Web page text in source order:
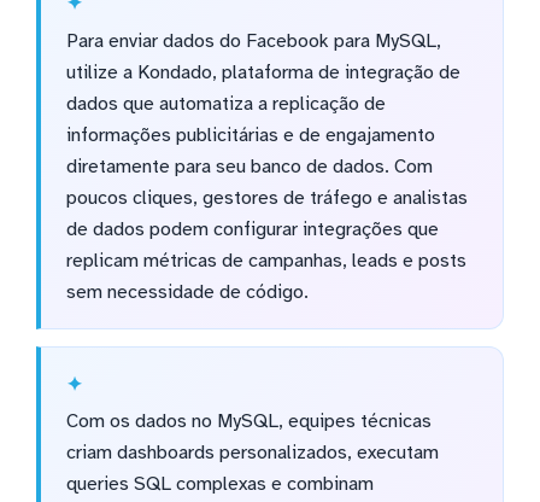
Para enviar dados do Facebook para MySQL,
utilize a Kondado, plataforma de integração de
dados que automatiza a replicação de
informações publicitárias e de engajamento
diretamente para seu banco de dados. Com
poucos cliques, gestores de tráfego e analistas
de dados podem configurar integrações que
replicam métricas de campanhas, leads e posts
sem necessidade de código.
Com os dados no MySQL, equipes técnicas
criam dashboards personalizados, executam
queries SQL complexas e combinam